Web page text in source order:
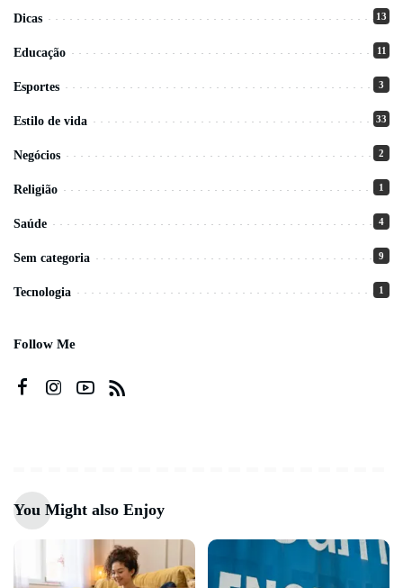
Dicas 13
Educação 11
Esportes 3
Estilo de vida 33
Negócios 2
Religião 1
Saúde 4
Sem categoria 9
Tecnologia 1
Follow Me
You Might also Enjoy